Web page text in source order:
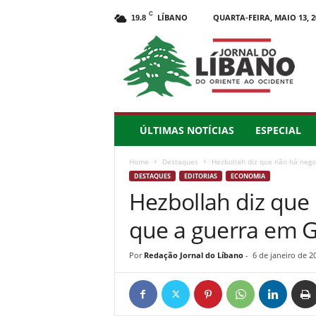
19.8 C LÍBANO QUARTA-FEIRA, MAIO 13,
o
ÚLTIMAS NOTÍCIAS ESPECIAL
Home Destaques Hezbollah diz que não há
DESTAQUES EDITORIAS ECONOMIA
Hezbollah diz
que a guerra em
Por Redação Jornal do Líbano- 6 de janeiro de